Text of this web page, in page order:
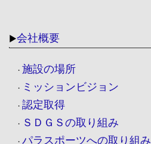
▶会社概要
・ 施設の場所
・ ミッションビジョン
・ 認定取得
・ ＳＤＧＳの取り組み
・ パラスポーツへの取り組み